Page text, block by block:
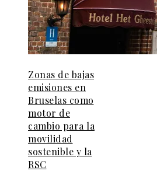
Zonas de bajas
emisiones en
Bruselas como
motor de
cambio para la
movilidad
sostenible y la
RSC